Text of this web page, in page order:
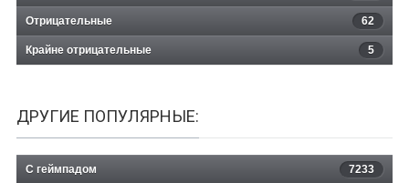
Отрицательные 62
Крайне отрицательные 5
ДРУГИЕ ПОПУЛЯРНЫЕ:
С геймпадом 7233